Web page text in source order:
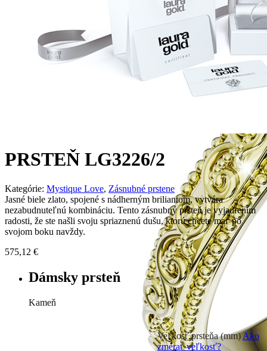
PRSTEŇ LG3226/2
Kategórie: Mystique Love, Zásnubné prstene
Jasné biele zlato, spojené s nádherným briliantom, vytvára
nezabudnuteľnú kombináciu. Tento zásnubný prsteň je vyjadrením
radosti, že ste našli svoju spriaznenú dušu, ktorú chcete mať po
svojom boku navždy.
575,12 €
Dámsky prsteň
Kameň
Briliant G-H/Si1-2
1150 €
Laboratórny briliant G- Veľkosť prsteňa (mm)Ako
zmerať veľkosť?